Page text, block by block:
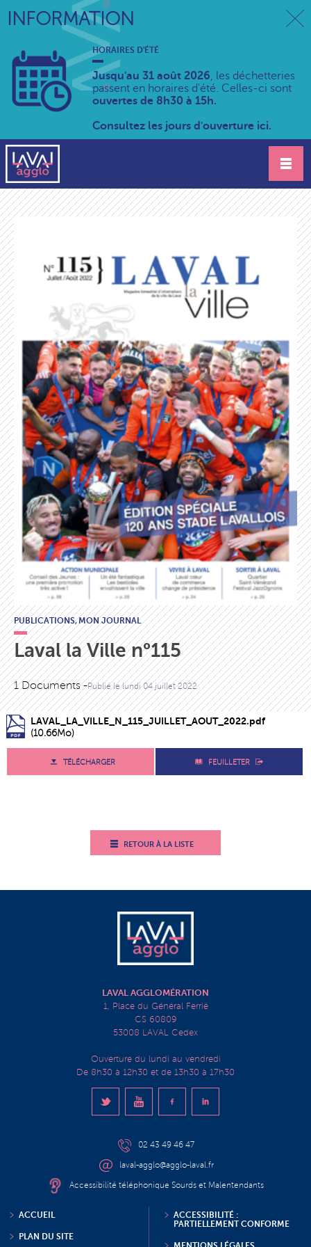
INFORMATION
HORAIRES D'ÉTÉ
Jusqu'au 31 août 2026, les déchetteries
passent en horaires d'été. Celles-ci sont
ouvertes de 8h30 à 15h.
Consultez les jours d'ouverture ici.
PUBLICATIONS,MON JOURNAL
Laval la Ville n°115
1 Documents -Publié lelundi 04 juillet 2022
LAVAL_LA_VILLE_N_115_JUILLET_AOUT_2022.pdf
(10.66Mo)
TÉLÉCHARGER FEUILLETER
RETOUR À LA LISTE
LAVAL AGGLOMÉRATION
1, Place du Général Ferrié
CS 60809
53008 LAVAL Cedex
Ouverture du lundi au vendredi
De 8h30 à 12h30 et de 13h30 à 17h30
02 43 49 46 47
laval-agglo@agglo-laval.fr
Accessibilité téléphonique Sourds et Malentendants
ACCUEIL
PLAN DU SITE
ACCESSIBILITÉ :
PARTIELLEMENT CONFORME